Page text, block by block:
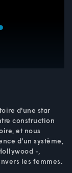
d'une star
construction
et nous
d'un système,
-,
les femmes.